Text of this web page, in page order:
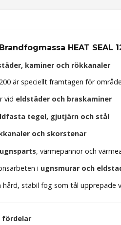
HEAT SEAL
kaminer och rökkanaler
är speciellt framtagen för
vid eldstäder och braskaminer
tegel, gjutjärn och stål
och skorstenar
ugnsparts, värmepannor och
i ugnsmurar och
hård, stabil fog som tål upprepade
fördelar